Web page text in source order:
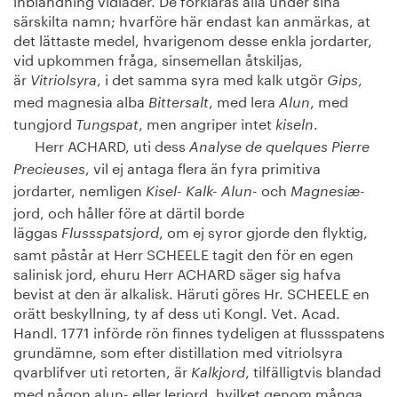
särskilta namn; hvarföre här endast kan anmärkas, at
det lättaste medel, hvarigenom desse enkla jordarter,
vid upkommen fråga, sinsemellan åtskiljas,
är Vitriolsyra, i det samma syra med kalk utgör Gips,
med magnesia alba Bittersalt, med lera Alun, med
tungjord Tungspat, men angriper intet kiseln.
Herr ACHARD, uti dess Analyse de quelques Pierre
Precieuses, vil ej antaga flera än fyra primitiva
jordarter, nemligen Kisel- Kalk- Alun- och Magnesiæ-
jord, och håller före at därtil borde
läggas Flussspatsjord, om ej syror gjorde den flyktig,
samt påstår at Herr SCHEELE tagit den för en egen
salinisk jord, ehuru Herr ACHARD säger sig hafva
bevist at den är alkalisk. Häruti göres Hr. SCHEELE en
orätt beskyllning, ty af dess uti Kongl. Vet. Acad.
Handl. 1771 införde rön finnes tydeligen at flussspatens
grundämne, som efter distillation med vitriolsyra
qvarblifver uti retorten, är Kalkjord, tilfälligtvis blandad
med någon alun- eller lerjord, hvilket genom många